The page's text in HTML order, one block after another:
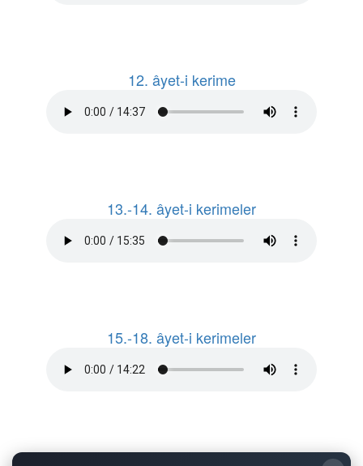
12. âyet-i kerime
13.-14. âyet-i kerimeler
15.-18. âyet-i kerimeler